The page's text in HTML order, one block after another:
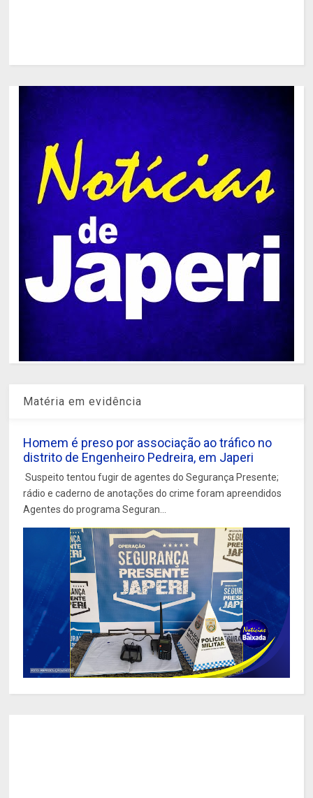
Matéria em evidência
Homem é preso por associação ao tráfico no
distrito de Engenheiro Pedreira, em Japeri
Suspeito tentou fugir de agentes do Segurança Presente;
rádio e caderno de anotações do crime foram apreendidos
Agentes do programa Seguran...